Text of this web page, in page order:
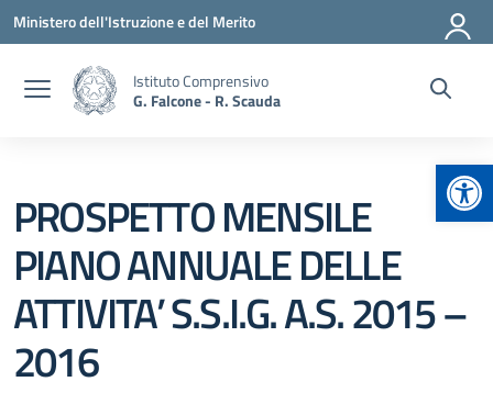
Vai ai contenuti
Vai al menu di navigazione
Vai al footer
Ministero dell'Istruzione e del Merito
Istituto Comprensivo
G. Falcone - R. Scauda
PROSPETTO MENSILE
PIANO ANNUALE DELLE
ATTIVITA’ S.S.I.G. A.S. 2015 –
2016